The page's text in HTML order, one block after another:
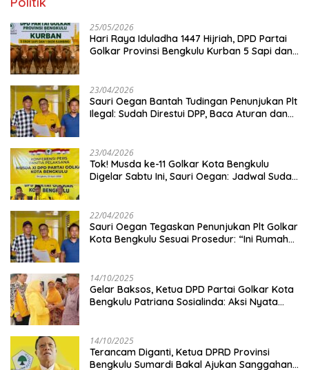
25/05/2026
Hari Raya Iduladha 1447 Hijriah, DPD Partai
Golkar Provinsi Bengkulu Kurban 5 Sapi dan 1
23/04/2026
Sauri Oegan Bantah Tudingan Penunjukan Plt
Ilegal: Sudah Direstui DPP, Baca Aturan dan
23/04/2026
‎Tok! Musda ke-11 Golkar Kota Bengkulu
Digelar Sabtu Ini, Sauri Oegan: Jadwal Sudah
22/04/2026
Sauri Oegan Tegaskan Penunjukan Plt Golkar
Kota Bengkulu Sesuai Prosedur: “Ini Rumah
14/10/2025
‎Gelar Baksos, Ketua DPD Partai Golkar Kota
Bengkulu Patriana Sosialinda: Aksi Nyata
14/10/2025
Terancam Diganti, Ketua DPRD Provinsi
Bengkulu Sumardi Bakal Ajukan Sanggahan